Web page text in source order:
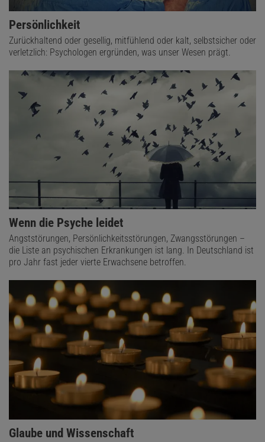
Persönlichkeit
Zurückhaltend oder gesellig, mitfühlend oder kalt, selbstsicher oder
verletzlich: Psychologen ergründen, was unser Wesen prägt.
Wenn die Psyche leidet
Angststörungen, Persönlichkeitsstörungen, Zwangsstörungen –
die Liste an psychischen Erkrankungen ist lang. In Deutschland ist
pro Jahr fast jeder vierte Erwachsene betroffen.
Glaube und Wissenschaft